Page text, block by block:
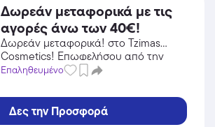
Δωρεάν μεταφορικά με τις
αγορές άνω των 40€!
Δωρεάν μεταφορικά! στο Tzimas
Cosmetics! Επωφελήσου από την
προσφορά σε Προσωπική Φροντίδα /
κέρδισε από τις εκπτώσεις!
Επαληθευμένο
Δες την Προσφορά